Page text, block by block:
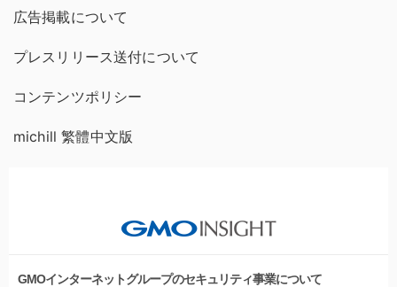
広告掲載について
プレスリリース送付について
コンテンツポリシー
michill 繁體中文版
GMOインターネットグループのセキュリティ事業について